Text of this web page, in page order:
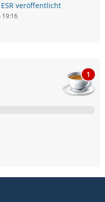
veröffentlicht
19:16
1